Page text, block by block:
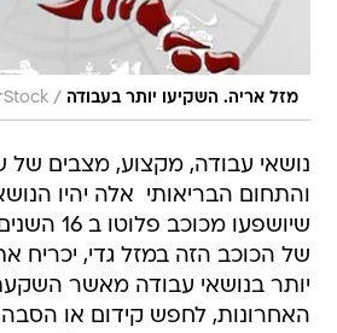
מזל אריה. השקיעו יותר בעבודה /
נושאי עבודה, מקצוע, מצבים של
והתחום הבריאותי  אלה יהיו
שיושפעו
של הכוכב הזה במזל גדי, יכריח
יותר בנושאי עבודה מאשר
האחרונות, לחפש קידום או